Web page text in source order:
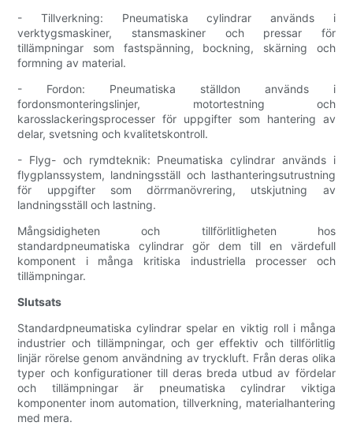
- Tillverkning: Pneumatiska cylindrar används i
verktygsmaskiner, stansmaskiner och pressar för
tillämpningar som fastspänning, bockning, skärning och
formning av material.
- Fordon: Pneumatiska ställdon används i
fordonsmonteringslinjer, motortestning och
karosslackeringsprocesser för uppgifter som hantering av
delar, svetsning och kvalitetskontroll.
- Flyg- och rymdteknik: Pneumatiska cylindrar används i
flygplanssystem, landningsställ och lasthanteringsutrustning
för uppgifter som dörrmanövrering, utskjutning av
landningsställ och lastning.
Mångsidigheten och tillförlitligheten hos
standardpneumatiska cylindrar gör dem till en värdefull
komponent i många kritiska industriella processer och
tillämpningar.
Slutsats
Standardpneumatiska cylindrar spelar en viktig roll i många
industrier och tillämpningar, och ger effektiv och tillförlitlig
linjär rörelse genom användning av tryckluft. Från deras olika
typer och konfigurationer till deras breda utbud av fördelar
och tillämpningar är pneumatiska cylindrar viktiga
komponenter inom automation, tillverkning, materialhantering
med mera.